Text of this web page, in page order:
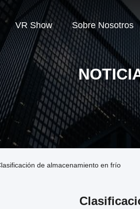
VR Show Sobre Nosotros
de almacenamiento en frío